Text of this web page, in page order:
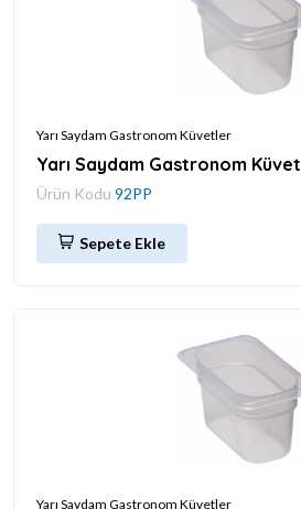
Yarı Saydam Gastronom Küvetler
Yarı Saydam Gastronom Küvet
Ürün Kodu 92PP
Sepete Ekle
Yarı Saydam Gastronom Küvetler